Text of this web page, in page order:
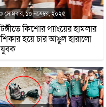
সোমবার, ১০ নভেম্বর, ২০২৫
টঙ্গীতে কিশোর গ্যাংয়ের হামলার
শিকার হয়ে চার আঙুল হারালো
যুবক